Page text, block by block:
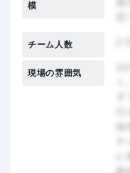
模
チーム人数
現場の雰囲気